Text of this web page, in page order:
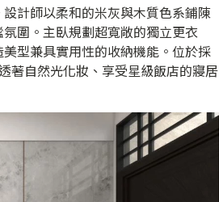
計師以柔和的米灰與木質色系鋪陳
圍。主臥規劃超寬敞的獨立更衣
型兼具實用性的收納機能。位於採
著自然光化妝、享受星級飯店的寢居